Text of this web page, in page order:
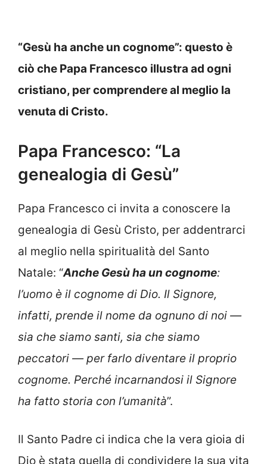
“Gesù ha anche un cognome”: questo è
ciò che Papa Francesco illustra ad ogni
cristiano, per comprendere al meglio la
venuta di Cristo.
Papa Francesco: “La
genealogia di Gesù”
Papa Francesco ci invita a conoscere la
genealogia di Gesù Cristo, per addentrarci
al meglio nella spiritualità del Santo
Natale: “Anche Gesù ha un cognome:
l’uomo è il cognome di Dio. Il Signore,
infatti, prende il nome da ognuno di noi —
sia che siamo santi, sia che siamo
peccatori — per farlo diventare il proprio
cognome. Perché incarnandosi il Signore
ha fatto storia con l’umanità”.
Il Santo Padre ci indica che la vera gioia di
Dio è stata quella di condividere la sua vita